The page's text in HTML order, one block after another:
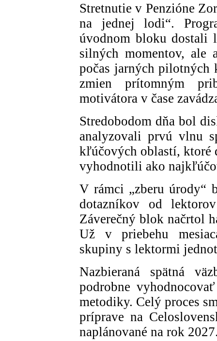
Stretnutie v Penzióne
na jednej lodi“.
úvodnom bloku dostali
silných momentov, ale
počas jarných
zmien prítomným
motivátora v čase
Stredobodom dňa bol
analyzovali prvú vlnu
kľúčových oblastí, ktoré
vyhodnotili ako
V rámci „zberu úrody“
dotazníkov od
Záverečný blok načrtol
Už v priebehu
skupiny s lektormi
Nazbieraná spätná
podrobne
metodiky. Celý proces
príprave na
naplánované na rok